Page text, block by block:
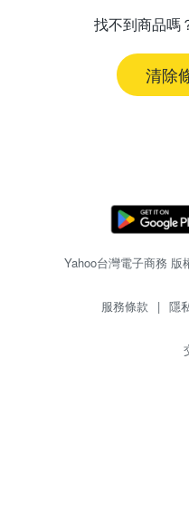
找不到商品嗎
清除
Yahoo台灣電子商務
服務條款 | 隱